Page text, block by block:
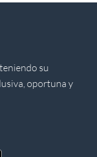
su
oportuna y